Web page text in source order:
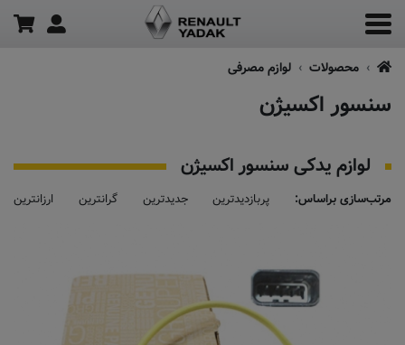
محصولات لوازم مصرفی
سنسور اکسیژن
لوازم یدکی سنسور اکسیژن
مرتب‌سازی براساس: پربازدیدترین جدیدترین گرانترین ارزانترین